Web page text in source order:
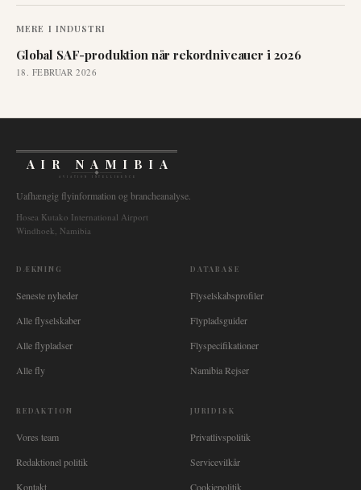
MERE I INDUSTRI
Global SAF-produktion når rekordniveauer i 2026
18. FEBRUAR 2026
AIR NAMIBIA
AVIATION INTELLIGENCE
Uafhængig flyinformation og brancheanalyse.
Hosea Kutako International Airport
Windhoek, Namibia
DÆKNING
Seneste nyheder
Alle flyselskaber
Alle flypladser
Alle fly
DATABASE
Flyselskabsprofiler
Flypladsguider
Flyspecifikationer
Namibia Rejser
REDAKTION
Vores team
Redaktionel politik
Kontakt
JURIDISK
Privatlivspolitik
Servicevilkår
Cookiepolitik